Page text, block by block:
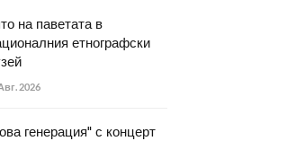
на паветата в
етнографски
2026
генерация" с концерт